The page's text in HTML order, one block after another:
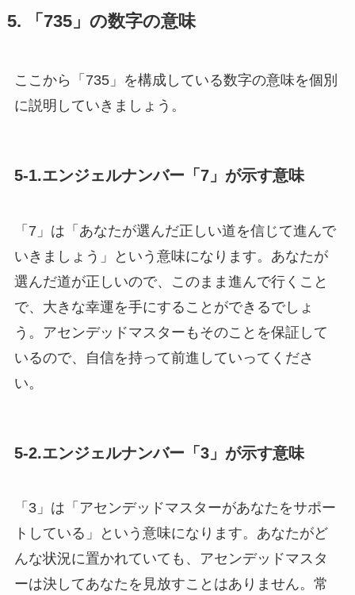
5. 「735」の数字の意味
ここから「735」を構成している数字の意味を個別
に説明していきましょう。
5-1.エンジェルナンバー「7」が示す意味
「7」は「あなたが選んだ正しい道を信じて進んで
いきましょう」という意味になります。あなたが
選んだ道が正しいので、このまま進んで行くこと
で、大きな幸運を手にすることができるでしょ
う。アセンデッドマスターもそのことを保証して
いるので、自信を持って前進していってくださ
い。
5-2.エンジェルナンバー「3」が示す意味
「3」は「アセンデッドマスターがあなたをサポー
トしている」という意味になります。あなたがど
んな状況に置かれていても、アセンデッドマスタ
ーは決してあなたを見放すことはありません。常